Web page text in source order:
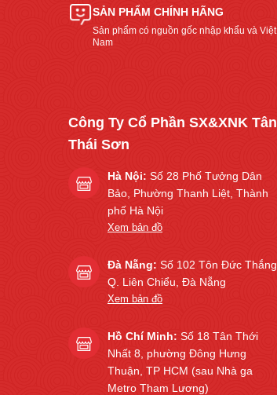
SẢN PHẨM CHÍNH HÃNG
Sản phẩm có nguồn gốc nhập khẩu và Việt
Nam
Công Ty Cổ Phần SX&XNK Tân
Thái Sơn
Hà Nội: Số 28 Phố Tưởng Dân
Bảo, Phường Thanh Liệt, Thành
phố Hà Nội
Xem bản đồ
Đà Nẵng: Số 102 Tôn Đức Thắng,
Q. Liên Chiểu, Đà Nẵng
Xem bản đồ
Hồ Chí Minh: Số 18 Tân Thới
Nhất 8, phường Đông Hưng
Thuận, TP HCM (sau Nhà ga
Metro Tham Lương)